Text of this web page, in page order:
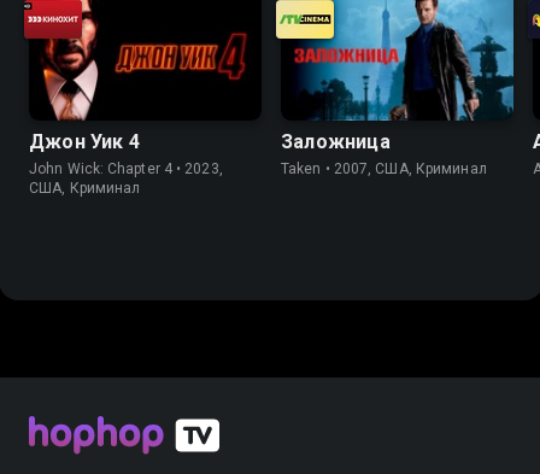
Джон Уик 4
John Wick: Chapter 4 • 2023,
США, Криминал
Заложница
Taken • 2007, США, Криминал